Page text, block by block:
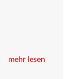
mehr lesen